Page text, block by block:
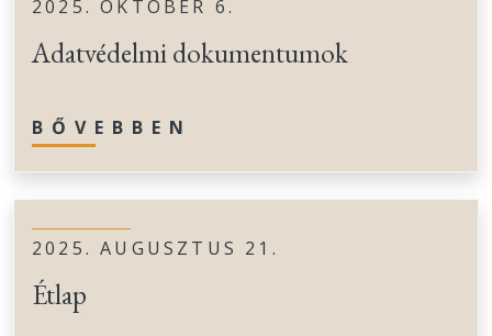
2025. OKTÓBER 6.
Adatvédelmi dokumentumok
BŐVEBBEN
2025. AUGUSZTUS 21.
Étlap